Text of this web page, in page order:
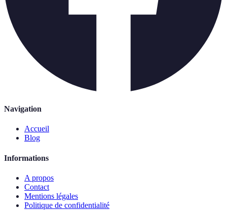
Navigation
Accueil
Blog
Informations
A propos
Contact
Mentions légales
Politique de confidentialité